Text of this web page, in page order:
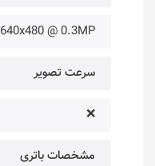
640x480 @ 0.3MP
سرعت تصویر
❌
مشخصات باتری